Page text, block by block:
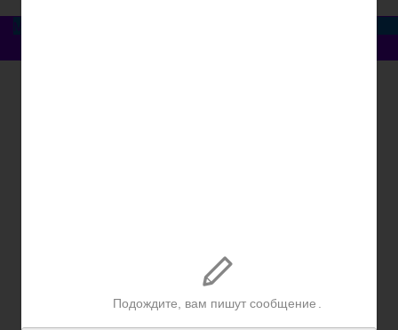
Договорные отношения